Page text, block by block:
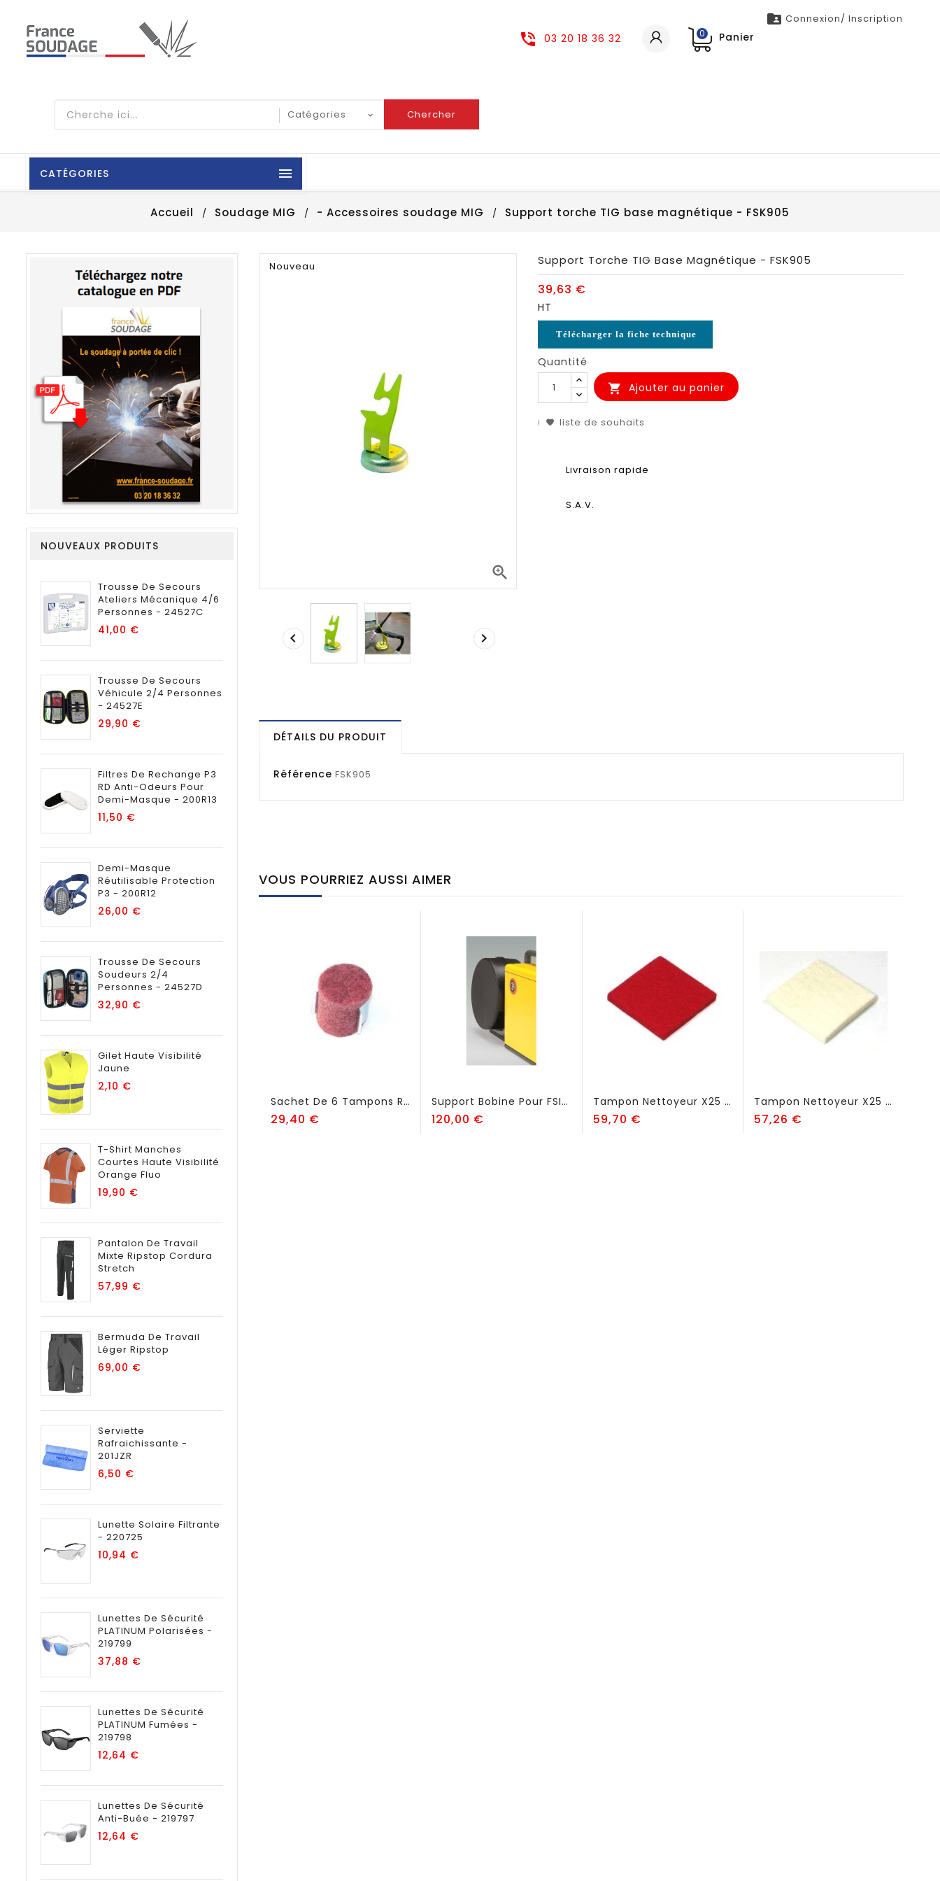
 Connexion/ Inscription
Panier
0
03 20 18 36 32
Chercher
CATÉGORIES 
Accueil Soudage MIG - Accessoires soudage MIG Support torche TIG base magnétique - FSK905
NOUVEAUX PRODUITS
Trousse De Secours
Ateliers Mécanique 4/6
Personnes - 24527C
41,00 €
Trousse De Secours
Véhicule 2/4 Personnes
- 24527E
29,90 €
Filtres De Rechange P3
RD Anti-Odeurs Pour
Demi-Masque - 200R13
11,50 €
Demi-Masque
Réutilisable Protection
P3 - 200R12
26,00 €
Trousse De Secours
Soudeurs 2/4
Personnes - 24527D
32,90 €
Gilet Haute Visibilité
Jaune
2,10 €
T-Shirt Manches
Courtes Haute Visibilité
Orange Fluo
19,90 €
Pantalon De Travail
Mixte Ripstop Cordura
Stretch
57,99 €
Bermuda De Travail
Léger Ripstop
69,00 €
Serviette
Rafraichissante -
201JZR
6,50 €
Lunette Solaire Filtrante
- 220725
10,94 €
Lunettes De Sécurité
PLATINUM Polarisées -
219799
37,88 €
Lunettes De Sécurité
PLATINUM Fumées -
219798
12,64 €
Lunettes De Sécurité
Anti-Buée - 219797
12,64 €
Nouveau

 
Support Torche TIG Base Magnétique - FSK905
39,63 €
HT
Télécharger la fiche technique
Quantité
 Ajouter au panier
liste de souhaits
Livraison rapide
S.A.V.
DÉTAILS DU PRODUIT
Référence FSK905
VOUS POURRIEZ AUSSI AIMER
Sachet De 6 Tampons Roses Pour Nettoyer - FSI910
29,40 €
Support Bobine Pour FSI30 - FSI32
120,00 €
Tampon Nettoyeur X25 - Pour Fil Acier - FSI919
59,70 €
Tampon Nettoyeur X25 - Pour Fil Aluminium - FSI920
57,26 €